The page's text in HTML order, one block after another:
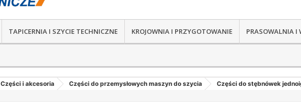
TAPICERNIA I SZYCIE TECHNICZNE KROJOWNIA I PRZYGOTOWANIE PRASOWALNIA I
Części i akcesoria Części do przemysłowych maszyn do szycia Części do stębnówek